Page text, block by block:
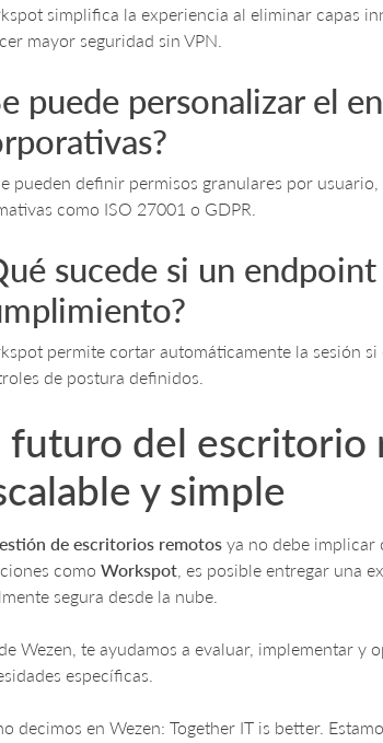
simplifica la experiencia al eliminar capas
mayor seguridad sin VPN.
puede personalizar el
pueden definir permisos granulares por
como ISO 27001 o GDPR.
sucede si un
permite cortar automáticamente la sesión
de postura definidos.
futuro del escritorio
y simple
de escritorios remotosya no debe implicar
como Workspot, es posible entregar una
segura desde la nube.
Wezen, te ayudamos a evaluar, implementar y
específicas.
decimos en Wezen: Together IT is better.